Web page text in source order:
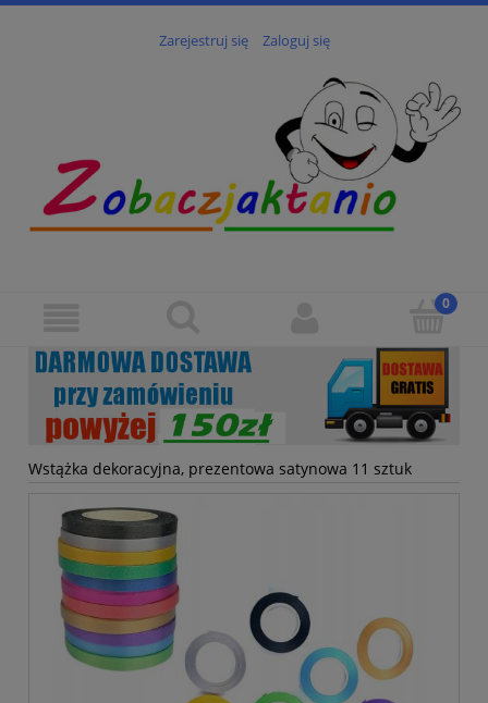
Zarejestruj się Zaloguj się
Wstążka dekoracyjna, prezentowa satynowa 11 sztuk